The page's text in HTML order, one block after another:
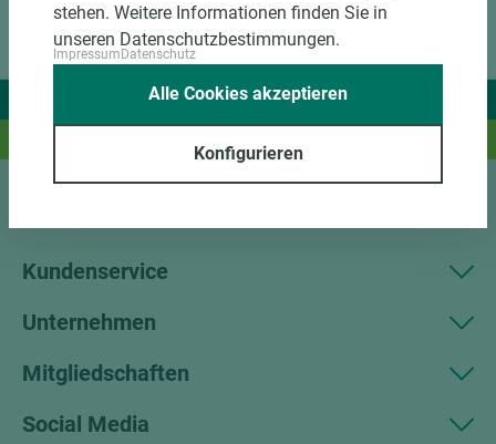
Wir liefern Ideen.
Kundenservice
Unternehmen
Mitgliedschaften
Social Media
stehen. Weitere Informationen finden Sie in
unseren Datenschutzbestimmungen.
ImpressumDatenschutz
Konfigurieren
Alle Cookies akzeptieren